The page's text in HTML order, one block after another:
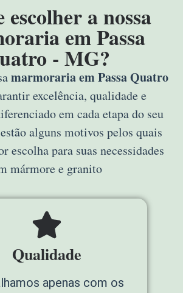
escolher a nossa
em Passa
- MG?
marmoraria em Passa Quatro
excelência, qualidade e
em cada etapa do seu
alguns motivos pelos quais
escolha para suas necessidades
mármore e granito
Qualidade
apenas com os